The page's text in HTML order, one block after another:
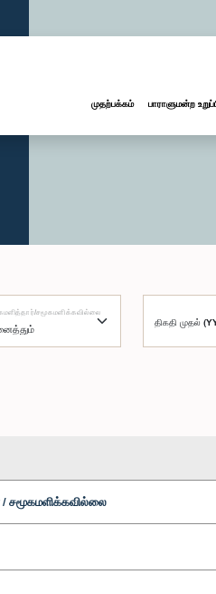
முதற்பக்கம் பாராளுமன்ற
சமூகமளிக்கவில்லை
திகதி முதல்
/ சமூகமளிக்கவில்லை